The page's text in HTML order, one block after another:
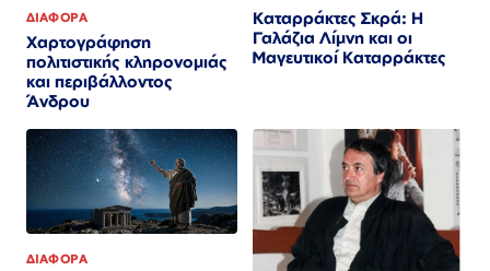
ΔΙΑΦΟΡΑ
Χαρτογράφηση
πολιτιστικής κληρονομιάς
και περιβάλλοντος
Άνδρου
Καταρράκτες Σκρά: Η
Γαλάζια Λίμνη και οι
Μαγευτικοί Καταρράκτες
ΔΙΑΦΟΡΑ